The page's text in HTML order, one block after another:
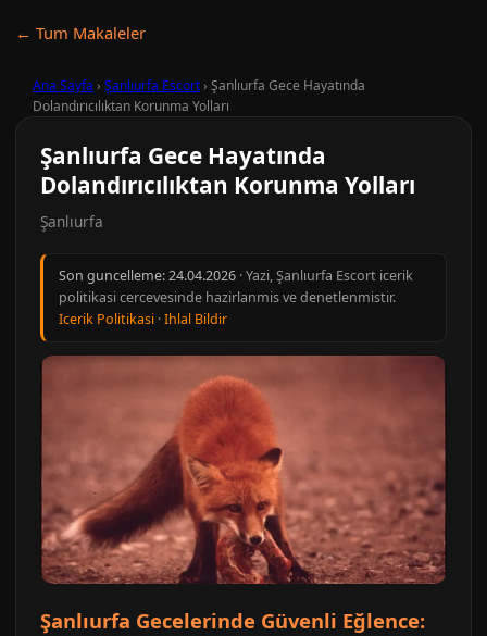
← Tum Makaleler
Ana Sayfa › Şanlıurfa Escort› Şanlıurfa Gece Hayatında
Dolandırıcılıktan Korunma Yolları
Şanlıurfa Gece Hayatında
Dolandırıcılıktan Korunma Yolları
Şanlıurfa
Son guncelleme:24.04.2026 · Yazi, Şanlıurfa Escort icerik
politikasi cercevesinde hazirlanmis ve denetlenmistir.
Icerik Politikasi ·Ihlal Bildir
Şanlıurfa Gecelerinde Güvenli Eğlence: